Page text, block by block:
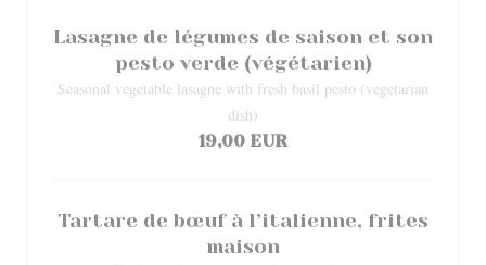
Lasagne de légumes de saison et son
pesto verde (végétarien)
Seasonal vegetable lasagne with fresh basil pesto (vegetarian
dish)
19,00 EUR
Tartare de bœuf à l’italienne, frites
maison